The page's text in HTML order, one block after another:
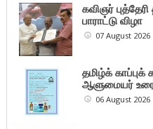
கவிஞர்
பாராட்டு விழா
07 August 2026
தமிழ்க்
ஆளுமையர்
06 August 2026